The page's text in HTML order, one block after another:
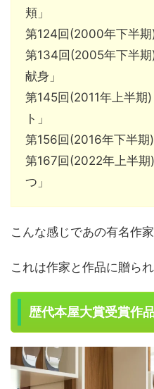
頬」
第124回(2000年下半期
第134回(2005年下半
献身」
第145回(2011年上半期
ト」
第156回(2016年下半期
第167回(2022年上半
つ」
こんな感じであの有名作
これは作家と作品に贈られ
歴代本屋大賞受賞作